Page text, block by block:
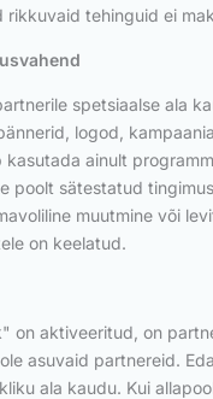
rikkuvaid tehinguid ei
spetsiaalse ala
logod,
kasutada ainult
poolt sätestatud
muutmine või
on keelatud.
on aktiveeritud, on
asuvaid partnereid.
ala kaudu. Kui